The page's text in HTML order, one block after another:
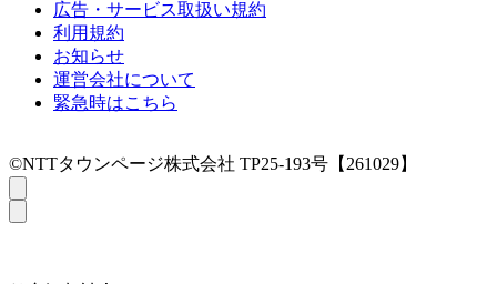
広告・サービス取扱い規約
利用規約
お知らせ
運営会社について
緊急時はこちら
©NTTタウンページ株式会社 TP25-193号【261029】